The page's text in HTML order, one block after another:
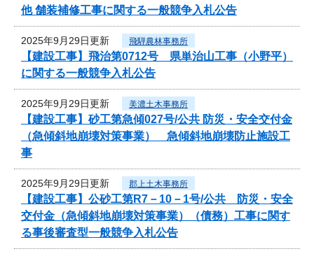
他 舗装補修工事に関する一般競争入札公告
2025年9月29日更新 飛騨農林事務所
【建設工事】飛治第0712号 県単治山工事（小野平）
に関する一般競争入札公告
2025年9月29日更新 美濃土木事務所
【建設工事】砂工第急傾027号/公共 防災・安全交付金
（急傾斜地崩壊対策事業） 急傾斜地崩壊防止施設工
事
2025年9月29日更新 郡上土木事務所
【建設工事】公砂工第R7－10－1号/公共 防災・安全
交付金（急傾斜地崩壊対策事業）（債務）工事に関す
る事後審査型一般競争入札公告